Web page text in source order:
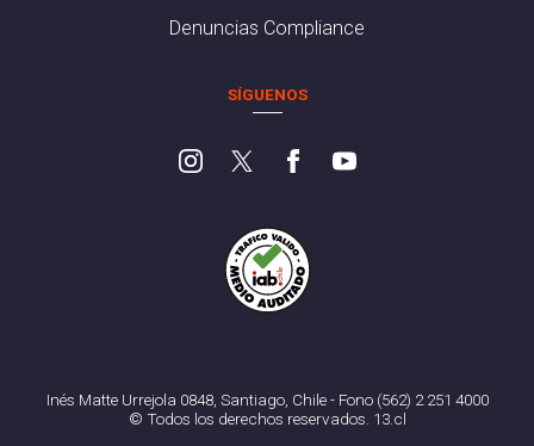
Denuncias Compliance
SÍGUENOS
Inés Matte Urrejola 0848, Santiago, Chile - Fono (562) 2 251 4000
© Todos los derechos reservados. 13.cl